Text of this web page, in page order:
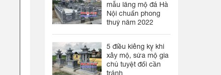
mẫu lăng mộ đá Hà
Nội chuẩn phong
thuỷ năm 2022
5 điều kiêng kỵ khi
xây mộ, sửa mộ gia
chủ tuyệt đối cần
tránh